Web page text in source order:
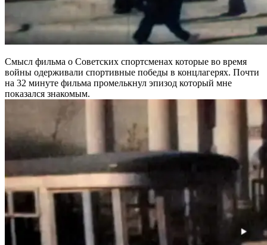
Смысл фильма о Советских спортсменах которые во время
войны одерживали спортивные победы в концлагерях. Почти
на 32 минуте фильма промелькнул эпизод который мне
показался знакомым.